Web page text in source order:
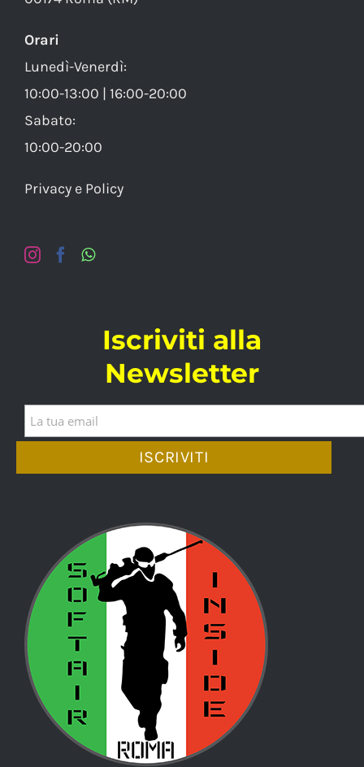
Orari
Lunedì-Venerdì:
10:00-13:00 | 16:00-20:00
Sabato:
10:00-20:00
Privacy e Policy
Iscriviti alla
Newsletter